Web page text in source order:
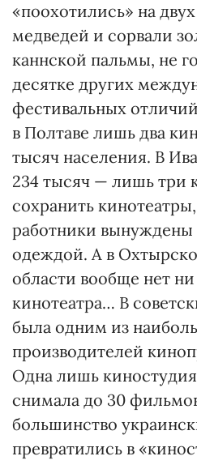
«поохотились» на
медведей и сорвали
каннской пальмы, не
десятке других
фестивальных
в Полтаве лишь два
тысяч населения. В
234 тысяч — лишь три
сохранить
работники вынуждены
одеждой. А в
области вообще нет
кинотеатра… В
была одним из
производителей
Одна лишь
снимала до 30
большинство
превратились в